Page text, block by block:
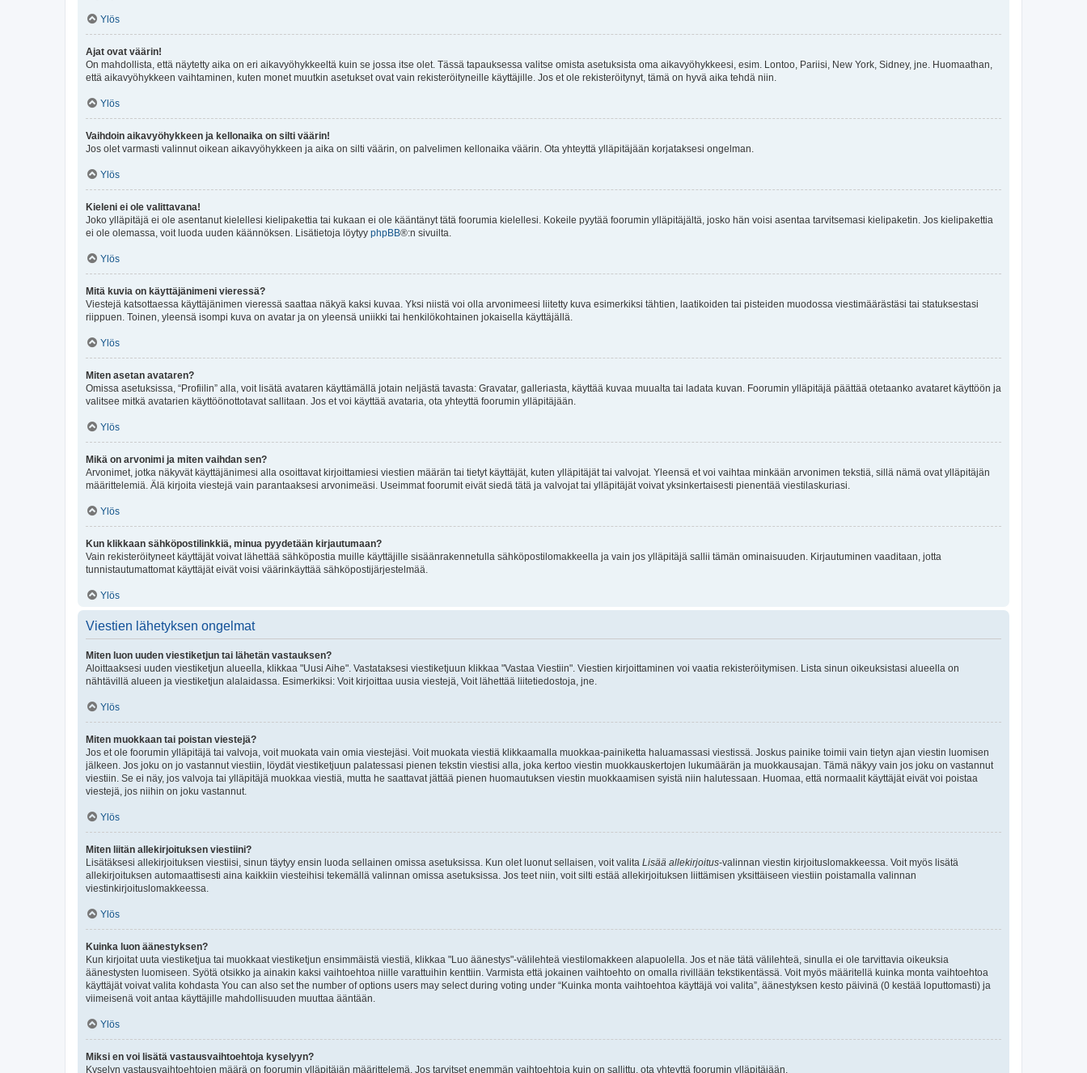
Ylös
Ajat ovat väärin!
On mahdollista, että näytetty aika on eri aikavyöhykkeeltä kuin se jossa itse olet. Tässä tapauksessa valitse omista asetuksista oma aikavyöhykkeesi, esim. Lontoo, Pariisi, New York, Sidney, jne. Huomaathan,
että aikavyöhykkeen vaihtaminen, kuten monet muutkin asetukset ovat vain rekisteröityneille käyttäjille. Jos et ole rekisteröitynyt, tämä on hyvä aika tehdä niin.
Ylös
Vaihdoin aikavyöhykkeen ja kellonaika on silti väärin!
Jos olet varmasti valinnut oikean aikavyöhykkeen ja aika on silti väärin, on palvelimen kellonaika väärin. Ota yhteyttä ylläpitäjään korjataksesi ongelman.
Ylös
Kieleni ei ole valittavana!
Joko ylläpitäjä ei ole asentanut kielellesi kielipakettia tai kukaan ei ole kääntänyt tätä foorumia kielellesi. Kokeile pyytää foorumin ylläpitäjältä, josko hän voisi asentaa tarvitsemasi kielipaketin. Jos kielipakettia
ei ole olemassa, voit luoda uuden käännöksen. Lisätietoja löytyy phpBB®:n sivuilta.
Ylös
Mitä kuvia on käyttäjänimeni vieressä?
Viestejä katsottaessa käyttäjänimen vieressä saattaa näkyä kaksi kuvaa. Yksi niistä voi olla arvonimeesi liitetty kuva esimerkiksi tähtien, laatikoiden tai pisteiden muodossa viestimäärästäsi tai statuksestasi
riippuen. Toinen, yleensä isompi kuva on avatar ja on yleensä uniikki tai henkilökohtainen jokaisella käyttäjällä.
Ylös
Miten asetan avataren?
Omissa asetuksissa, “Profiilin” alla, voit lisätä avataren käyttämällä jotain neljästä tavasta: Gravatar, galleriasta, käyttää kuvaa muualta tai ladata kuvan. Foorumin ylläpitäjä päättää otetaanko avataret käyttöön ja
valitsee mitkä avatarien käyttöönottotavat sallitaan. Jos et voi käyttää avataria, ota yhteyttä foorumin ylläpitäjään.
Ylös
Mikä on arvonimi ja miten vaihdan sen?
Arvonimet, jotka näkyvät käyttäjänimesi alla osoittavat kirjoittamiesi viestien määrän tai tietyt käyttäjät, kuten ylläpitäjät tai valvojat. Yleensä et voi vaihtaa minkään arvonimen tekstiä, sillä nämä ovat ylläpitäjän
määrittelemiä. Älä kirjoita viestejä vain parantaaksesi arvonimeäsi. Useimmat foorumit eivät siedä tätä ja valvojat tai ylläpitäjät voivat yksinkertaisesti pienentää viestilaskuriasi.
Ylös
Kun klikkaan sähköpostilinkkiä, minua pyydetään kirjautumaan?
Vain rekisteröityneet käyttäjät voivat lähettää sähköpostia muille käyttäjille sisäänrakennetulla sähköpostilomakkeella ja vain jos ylläpitäjä sallii tämän ominaisuuden. Kirjautuminen vaaditaan, jotta
tunnistautumattomat käyttäjät eivät voisi väärinkäyttää sähköpostijärjestelmää.
Ylös
Viestien lähetyksen ongelmat
Miten luon uuden viestiketjun tai lähetän vastauksen?
Aloittaaksesi uuden viestiketjun alueella, klikkaa "Uusi Aihe". Vastataksesi viestiketjuun klikkaa "Vastaa Viestiin". Viestien kirjoittaminen voi vaatia rekisteröitymisen. Lista sinun oikeuksistasi alueella on
nähtävillä alueen ja viestiketjun alalaidassa. Esimerkiksi: Voit kirjoittaa uusia viestejä, Voit lähettää liitetiedostoja, jne.
Ylös
Miten muokkaan tai poistan viestejä?
Jos et ole foorumin ylläpitäjä tai valvoja, voit muokata vain omia viestejäsi. Voit muokata viestiä klikkaamalla muokkaa-painiketta haluamassasi viestissä. Joskus painike toimii vain tietyn ajan viestin luomisen
jälkeen. Jos joku on jo vastannut viestiin, löydät viestiketjuun palatessasi pienen tekstin viestisi alla, joka kertoo viestin muokkauskertojen lukumäärän ja muokkausajan. Tämä näkyy vain jos joku on vastannut
viestiin. Se ei näy, jos valvoja tai ylläpitäjä muokkaa viestiä, mutta he saattavat jättää pienen huomautuksen viestin muokkaamisen syistä niin halutessaan. Huomaa, että normaalit käyttäjät eivät voi poistaa
viestejä, jos niihin on joku vastannut.
Ylös
Miten liitän allekirjoituksen viestiini?
Lisätäksesi allekirjoituksen viestiisi, sinun täytyy ensin luoda sellainen omissa asetuksissa. Kun olet luonut sellaisen, voit valita Lisää allekirjoitus-valinnan viestin kirjoituslomakkeessa. Voit myös lisätä
allekirjoituksen automaattisesti aina kaikkiin viesteihisi tekemällä valinnan omissa asetuksissa. Jos teet niin, voit silti estää allekirjoituksen liittämisen yksittäiseen viestiin poistamalla valinnan
viestinkirjoituslomakkeessa.
Ylös
Kuinka luon äänestyksen?
Kun kirjoitat uuta viestiketjua tai muokkaat viestiketjun ensimmäistä viestiä, klikkaa "Luo äänestys"-välilehteä viestilomakkeen alapuolella. Jos et näe tätä välilehteä, sinulla ei ole tarvittavia oikeuksia
äänestysten luomiseen. Syötä otsikko ja ainakin kaksi vaihtoehtoa niille varattuihin kenttiin. Varmista että jokainen vaihtoehto on omalla rivillään tekstikentässä. Voit myös määritellä kuinka monta vaihtoehtoa
käyttäjät voivat valita kohdasta You can also set the number of options users may select during voting under “Kuinka monta vaihtoehtoa käyttäjä voi valita”, äänestyksen kesto päivinä (0 kestää loputtomasti) ja
viimeisenä voit antaa käyttäjille mahdollisuuden muuttaa ääntään.
Ylös
Miksi en voi lisätä vastausvaihtoehtoja kyselyyn?
Kyselyn vastausvaihtoehtojen määrä on foorumin ylläpitäjän määrittelemä. Jos tarvitset enemmän vaihtoehtoja kuin on sallittu, ota yhteyttä foorumin ylläpitäjään.